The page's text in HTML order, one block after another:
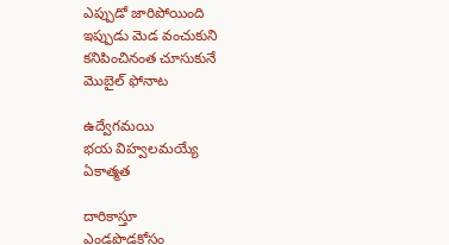
ఎప్పుడో జారిపోయింది
ఇప్పుడు మెడ వంచుకుని
కనిపించినంత చూసుకునే
మొబైల్ ఫోనాట
ఉద్వేగమయి
భయ విహ్వలమయ్యే
ఏకాత్మత
దారికాస్తూ
ఎండపొడకోసం